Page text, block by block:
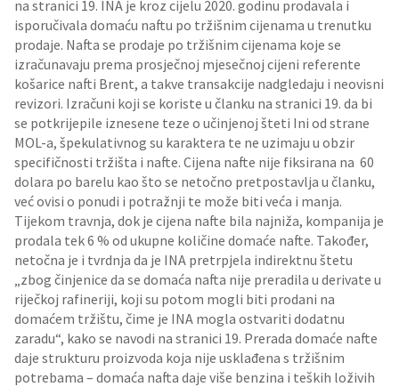
na stranici 19. INA je kroz cijelu 2020. godinu prodavala i
isporučivala domaću naftu po tržišnim cijenama u trenutku
prodaje. Nafta se prodaje po tržišnim cijenama koje se
izračunavaju prema prosječnoj mjesečnoj cijeni referente
košarice nafti Brent, a takve transakcije nadgledaju i neovisni
revizori. Izračuni koji se koriste u članku na stranici 19. da bi
se potkrijepile iznesene teze o učinjenoj šteti Ini od strane
MOL-a, špekulativnog su karaktera te ne uzimaju u obzir
specifičnosti tržišta i nafte. Cijena nafte nije fiksirana na 60
dolara po barelu kao što se netočno pretpostavlja u članku,
već ovisi o ponudi i potražnji te može biti veća i manja.
Tijekom travnja, dok je cijena nafte bila najniža, kompanija je
prodala tek 6 % od ukupne količine domaće nafte. Također,
netočna je i tvrdnja da je INA pretrpjela indirektnu štetu
„zbog činjenice da se domaća nafta nije preradila u derivate u
riječkoj rafineriji, koji su potom mogli biti prodani na
domaćem tržištu, čime je INA mogla ostvariti dodatnu
zaradu“, kako se navodi na stranici 19. Prerada domaće nafte
daje strukturu proizvoda koja nije usklađena s tržišnim
potrebama – domaća nafta daje više benzina i teških loživih